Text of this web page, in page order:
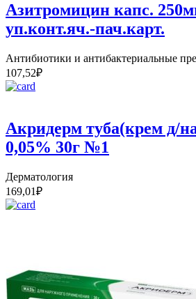
Азитромицин капс.
уп.конт.яч.-пач.карт.
Антибиотики и антибактериальные
107,52₽
Акридерм туба(крем д/
0,05% 30г №1
Дерматология
169,01₽